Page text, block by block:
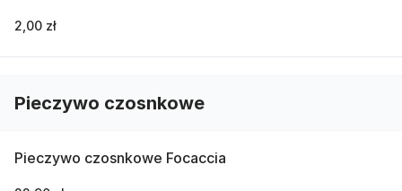
2,00 zł
Pieczywo czosnkowe
Pieczywo czosnkowe Focaccia